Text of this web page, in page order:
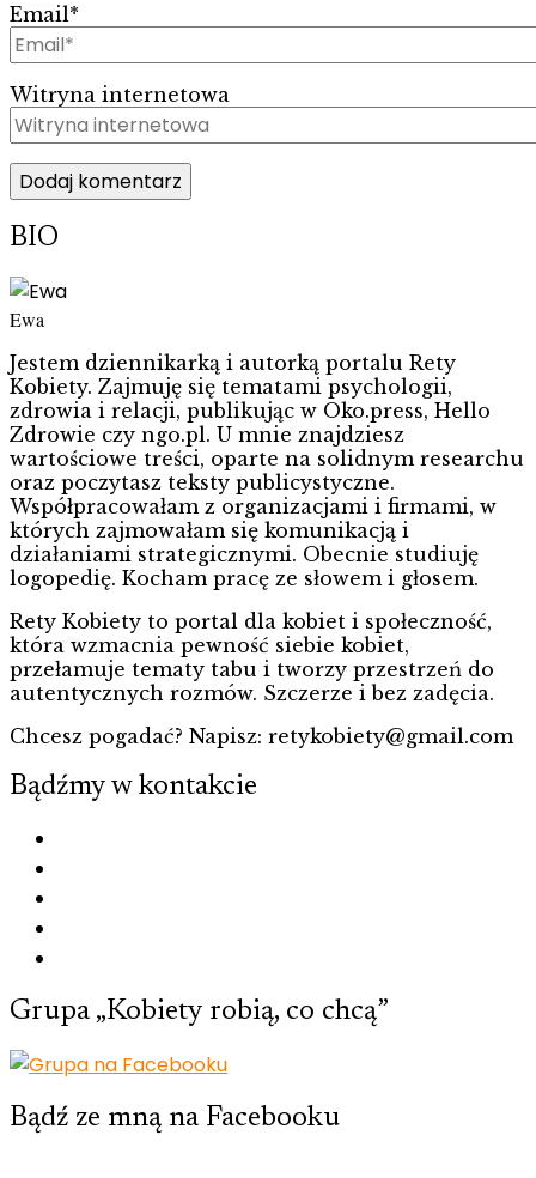
Email*
Witryna internetowa
BIO
Ewa
Jestem dziennikarką i autorką portalu Rety
Kobiety. Zajmuję się tematami psychologii,
zdrowia i relacji, publikując w Oko.press, Hello
Zdrowie czy ngo.pl. U mnie znajdziesz
wartościowe treści, oparte na solidnym researchu
oraz poczytasz teksty publicystyczne.
Współpracowałam z organizacjami i firmami, w
których zajmowałam się komunikacją i
działaniami strategicznymi. Obecnie studiuję
logopedię. Kocham pracę ze słowem i głosem.
Rety Kobiety to portal dla kobiet i społeczność,
która wzmacnia pewność siebie kobiet,
przełamuje tematy tabu i tworzy przestrzeń do
autentycznych rozmów. Szczerze i bez zadęcia.
Chcesz pogadać? Napisz: retykobiety@gmail.com
Bądźmy w kontakcie
Grupa „Kobiety robią, co chcą”
Bądź ze mną na Facebooku